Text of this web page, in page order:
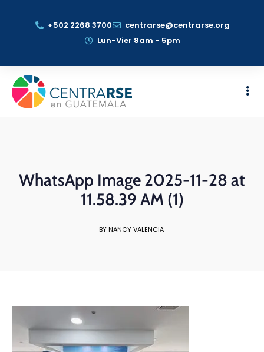
+502 2268 3700
centrarse@centrarse.org
Lun-Vier 8am - 5pm
WhatsApp Image 2025-11-28 at
11.58.39 AM (1)
BY NANCY VALENCIA